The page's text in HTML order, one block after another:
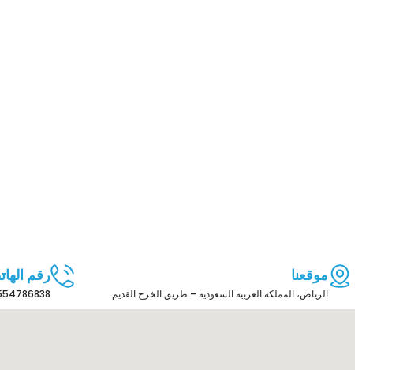
رقم موقعنا
الرياض، المملكة العربية السعودية – طريق الخرج القديم